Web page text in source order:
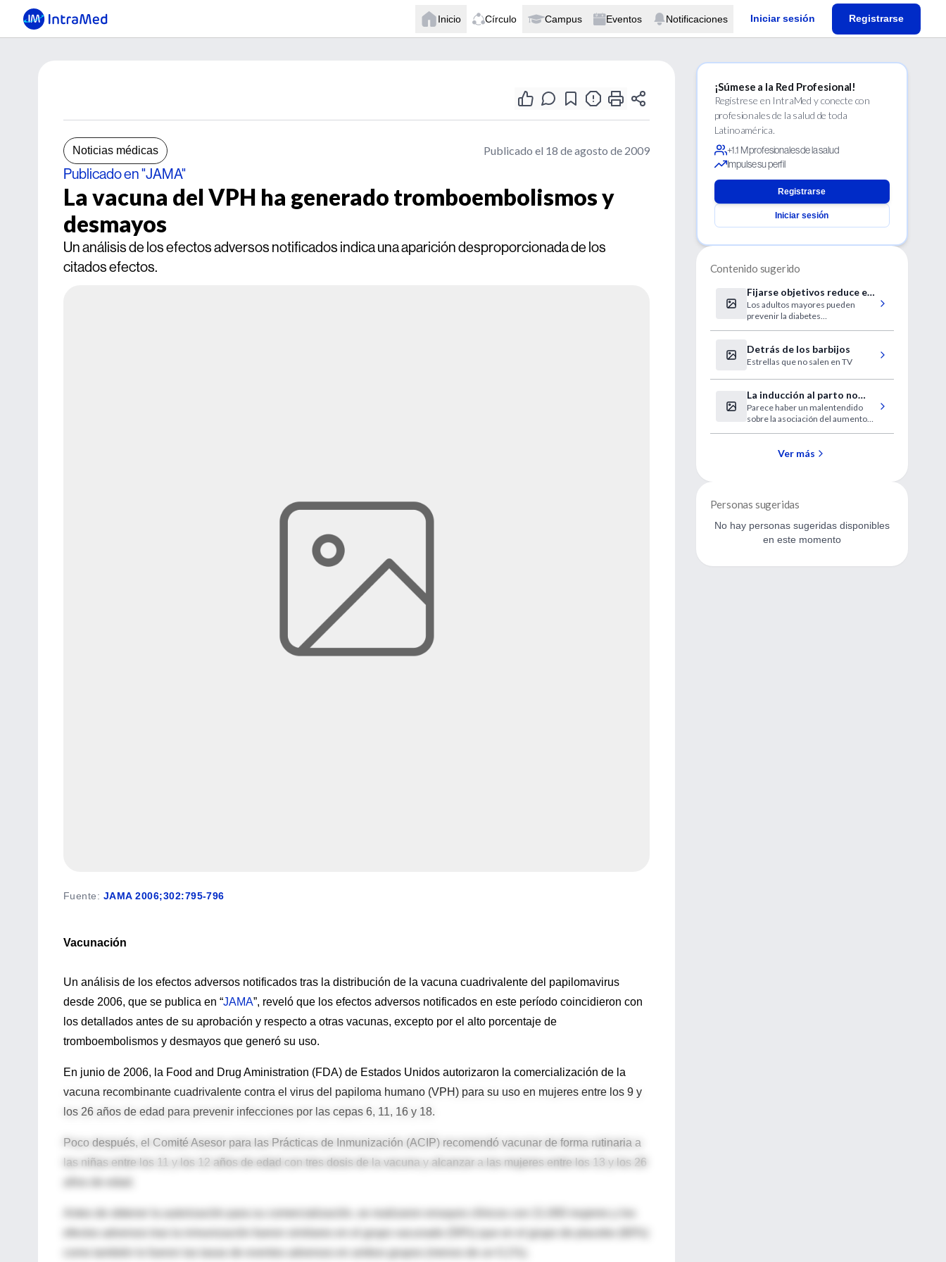
Inicio Círculo Campus Eventos Notificaciones Iniciar sesión Registrarse
Noticias médicas Publicado el 18 de agosto de 2009
Publicado en "JAMA"
La vacuna del VPH ha generado tromboembolismos y
desmayos
Un análisis de los efectos adversos notificados indica una aparición desproporcionada de los
citados efectos.
Fuente: JAMA 2006;302:795-796
Vacunación
Un análisis de los efectos adversos notificados tras la distribución de la vacuna cuadrivalente del papilomavirus
desde 2006, que se publica en “JAMA”, reveló que los efectos adversos notificados en este período coincidieron con
los detallados antes de su aprobación y respecto a otras vacunas, excepto por el alto porcentaje de
tromboembolismos y desmayos que generó su uso.
En junio de 2006, la Food and Drug Aministration (FDA) de Estados Unidos autorizaron la comercialización de la
vacuna recombinante cuadrivalente contra el virus del papiloma humano (VPH) para su uso en mujeres entre los 9 y
los 26 años de edad para prevenir infecciones por las cepas 6, 11, 16 y 18.
Poco después, el Comité Asesor para las Prácticas de Inmunización (ACIP) recomendó vacunar de forma rutinaria a
las niñas entre los 11 y los 12 años de edad con tres dosis de la vacuna y alcanzar a las mujeres entre los 13 y los 26
Antes de obtener la autorización para su comercialización, se realizaron ensayos clínicos con 21.000 mujeres y los
efectos adversos tras la inmunización fueron similares en el grupo vacunado (59%) que en el grupo de placebo (60%)
como también lo fueron las tasas de eventos adversos en ambos grupos (menos de un 0,1%).
¡Súmese a la Red Profesional!
Regístrese en IntraMed y conecte con
profesionales de la salud de toda
Latinoamérica.
+1.1 M profesionales de la salud
Impulse su perfil
Registrarse
Iniciar sesión
Contenido sugerido
Fijarse objetivos reduce el
riesgo de diabetes tipo 2
Los adultos mayores pueden
prevenir la diabetes
cumplirlos.
Detrás de los barbijos
Estrellas que no salen en TV
La inducción al parto no
aumenta el riesgo de
cesáreas
Parece haber un malentendido
sobre la asociación del aumento
Ver más
Personas sugeridas
No hay personas sugeridas disponibles
en este momento